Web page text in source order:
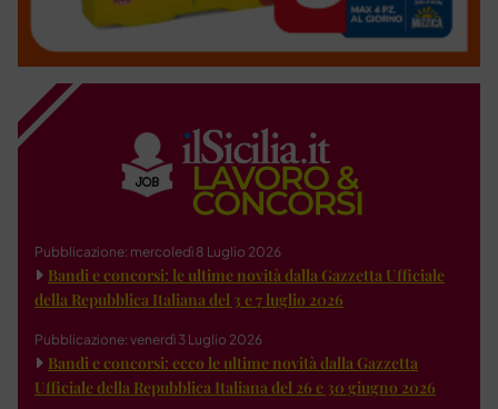
Pubblicazione: mercoledì 8 Luglio 2026
Bandi e concorsi: le ultime novità dalla Gazzetta Ufficiale
della Repubblica Italiana del 3 e 7 luglio 2026
Pubblicazione: venerdì 3 Luglio 2026
Bandi e concorsi: ecco le ultime novità dalla Gazzetta
Ufficiale della Repubblica Italiana del 26 e 30 giugno 2026